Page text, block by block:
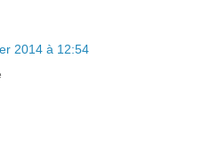
2014 à 12:54